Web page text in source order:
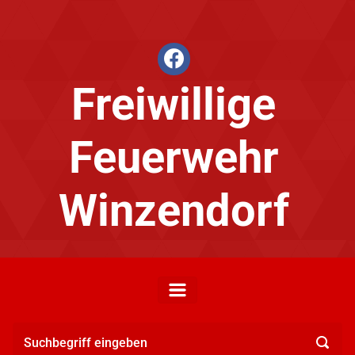
facebook
Freiwillige
Feuerwehr
Winzendorf